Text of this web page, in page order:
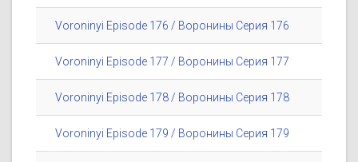
Voroninyi Episode 176 / Воронины Серия 176
Voroninyi Episode 177 / Воронины Серия 177
Voroninyi Episode 178 / Воронины Серия 178
Voroninyi Episode 179 / Воронины Серия 179